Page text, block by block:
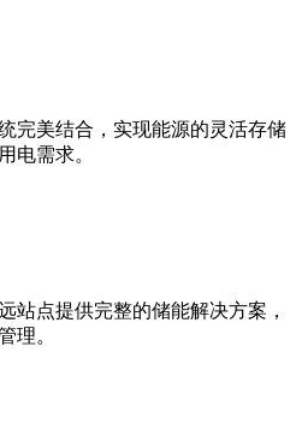
完美结合，实现能源的灵活存储
电需求。
站点提供完整的储能解决方案，
理。